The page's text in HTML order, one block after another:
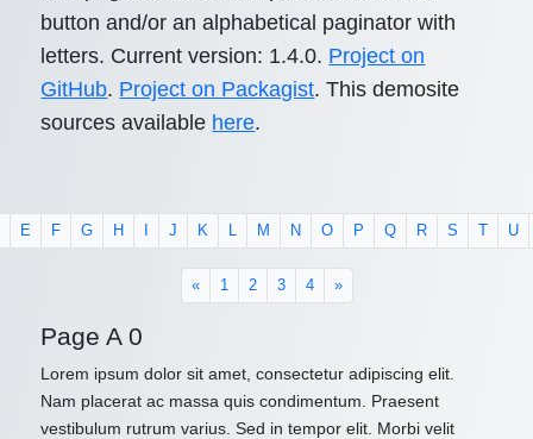
button and/or an alphabetical paginator with
letters. Current version: 1.4.0. Project on
GitHub. Project on Packagist. This demosite
sources available here.
E F G H J K L M N O P Q R S U
« 1 2 3 4 »
Page A 0
Lorem ipsum dolor sit amet, consectetur adipiscing elit.
Nam placerat ac massa quis condimentum. Praesent
vestibulum rutrum varius. Sed in tempor elit. Morbi velit